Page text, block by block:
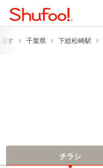
す 千葉県 下総松崎駅
チラシ